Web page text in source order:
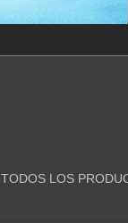
TODOS LOS